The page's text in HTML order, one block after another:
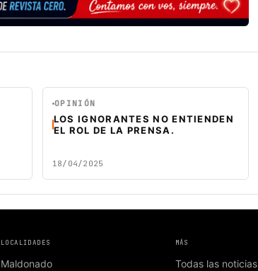
OPINIÓN
LOS IGNORANTES NO ENTIENDEN
EL ROL DE LA PRENSA.
18/04/2025
LOCALIDADES
Maldonado
MÁS
Todas las noticias